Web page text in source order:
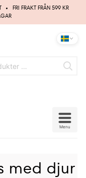
FRI FRAKT FRÅN 599 KR
Menu
med djur